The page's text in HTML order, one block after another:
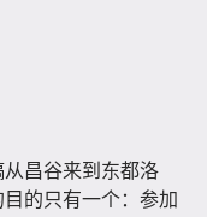
昌谷来到东都洛
的只有一个：参加